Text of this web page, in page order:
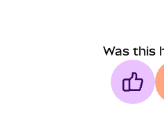
Was this